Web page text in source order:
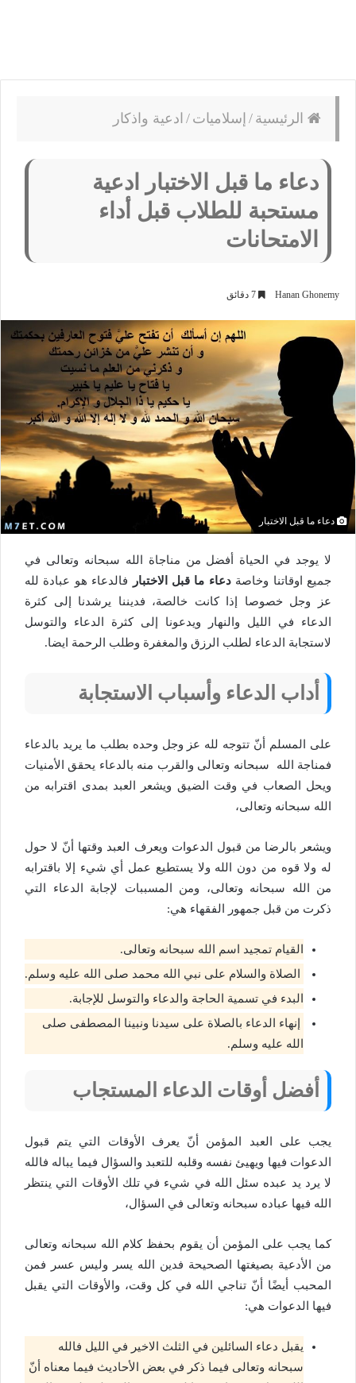
الرئيسية / إسلاميات / ادعية واذكار
دعاء ما قبل الاختبار ادعية
مستحبة للطلاب قبل أداء
الامتحانات
Hanan Ghonemy
دعاء ما قبل الاختبار
لا يوجد في الحياة أفضل من مناجاة الله سبحانه وتعالى في
جميع اوقاتنا وخاصةدعاء ما قبل الاختبار
فالدعاء هو عبادة لله
عز وجل خصوصا إذا كانت خالصة، فديننا يرشدنا إلى كثرة
الدعاء في الليل والنهار ويدعونا إلى كثرة الدعاء والتوسل
لاستجابة الدعاء لطلب الرزق والمغفرة وطلب الرحمة ايضا.
أداب الدعاء وأسباب الاستجابة
على المسلم أنّ تتوجه لله عز وجل وحده بطلب ما يريد بالدعاء
فمناجة الله سبحانه وتعالى والقرب منه بالدعاء يحقق الأمنيات
ويحل الصعاب في وقت الضيق ويشعر العبد بمدى اقترابه من
الله سبحانه وتعالى،
ويشعر بالرضا من قبول الدعوات ويعرف العبد وقتها أنّ لا حول
له ولا قوه من دون الله ولا يستطيع عمل أي شيء إلا باقترابه
من الله سبحانه وتعالى، ومن المسببات لإجابة الدعاء التي
ذكرت من قبل جمهور الفقهاء هي:
القيام تمجيد اسم الله سبحانه وتعالى.
الصلاة والسلام على نبي الله محمد صلى الله عليه وسلم.
البدء في تسمية الحاجة والدعاء والتوسل للإجابة.
إنهاء الدعاء بالصلاة على سيدنا ونبينا المصطفى صلى
الله عليه وسلم.
أفضل أوقات الدعاء المستجاب
يجب على العبد المؤمن أنّ يعرف الأوقات التي يتم قبول
الدعوات فيها ويهيئ نفسه وقلبه للتعبد والسؤال فيما يباله فالله
لا يرد يد عبده سئل الله في شيء في تلك الأوقات التي ينتظر
الله فيها عباده سبحانه وتعالى في السؤال،
كما يجب على المؤمن أن يقوم بحفظ كلام الله سبحانه وتعالى
من الأدعية بصيغتها الصحيحة فدين الله يسر وليس عسر فمن
المحبب أيضًا أنّ تناجي الله في كل وقت، والأوقات التي يقبل
فيها الدعوات هي:
يقبل دعاء السائلين في الثلث الاخير في الليل فالله
سبحانه وتعالى فيما ذكر في بعض الأحاديث فيما معناه أنّ